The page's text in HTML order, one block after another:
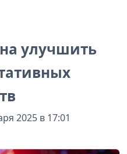
улучшить
2025 в 17:01